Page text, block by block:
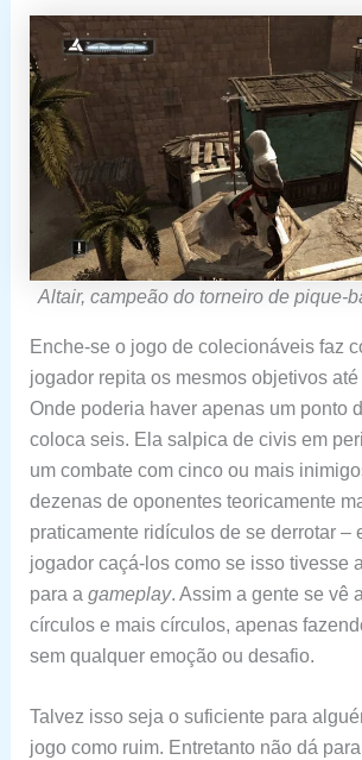
Altair, campeão do torneiro de pique-
Enche-se o jogo de colecionáveis faz
jogador repita os mesmos objetivos
Onde poderia haver apenas um ponto
coloca seis. Ela salpica de civis em
um combate com cinco ou mais
dezenas de oponentes teoricamente
praticamente ridículos de se derrotar –
jogador caçá-los como se isso tivesse
para a gameplay. Assim a gente se vê
círculos e mais círculos, apenas
sem qualquer emoção ou desafio.
Talvez isso seja o suficiente para
jogo como ruim. Entretanto não dá